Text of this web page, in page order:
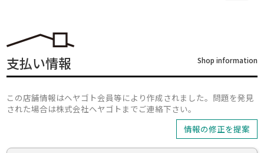
支払い情報 Shop information
この店舗情報はヘヤゴト会員等により作成されました。問題を発見
された場合は株式会社ヘヤゴトまでご連絡下さい。
情報の修正を提案